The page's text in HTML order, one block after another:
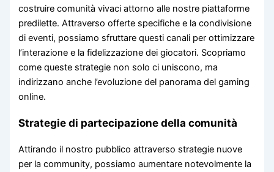
costruire comunità vivaci attorno alle nostre piattaforme
predilette. Attraverso offerte specifiche e la condivisione
di eventi, possiamo sfruttare questi canali per ottimizzare
l’interazione e la fidelizzazione dei giocatori. Scopriamo
come queste strategie non solo ci uniscono, ma
indirizzano anche l’evoluzione del panorama del gaming
online.
Strategie di partecipazione della comunità
Attirando il nostro pubblico attraverso strategie nuove
per la community, possiamo aumentare notevolmente la